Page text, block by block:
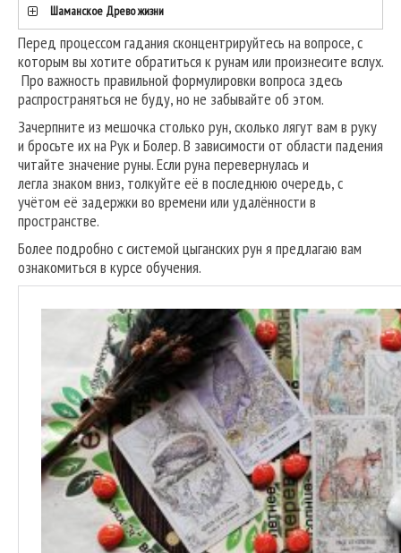
Шаманское Древо жизни
Перед процессом гадания сконцентрируйтесь на вопросе, с
которым вы хотите обратиться к рунам или произнесите вслух.
Про важность правильной формулировки вопроса здесь
распространяться не буду, но не забывайте об этом.
Зачерпните из мешочка столько рун, сколько лягут вам в руку
и бросьте их на Рук и Болер. В зависимости от области падения
читайте значение руны. Если руна перевернулась и
легла знаком вниз, толкуйте её в последнюю очередь, с
учётом её задержки во времени или удалённости в
пространстве.
Более подробно с системой цыганских рун я предлагаю вам
ознакомиться в курсе обучения.